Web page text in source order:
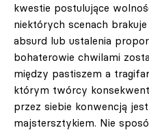
kwestie postulujące
niektórych scenach
absurd lub ustalenia
bohaterowie chwilami
między pastiszem a
którym twórcy
przez siebie konwencją
majstersztykiem. Nie